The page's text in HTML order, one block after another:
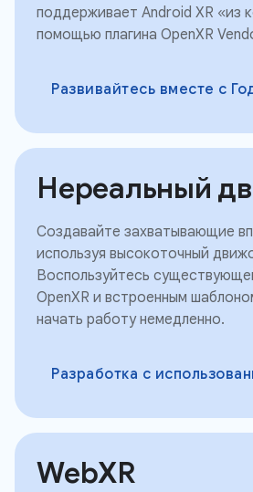
поддерживает Android XR «из
помощью плагина OpenXR
Развивайтесь вместе с
Нереальный
Создавайте захватывающие
используя высокоточный
Воспользуйтесь
OpenXR и встроенным
начать работу немедленно.
Разработка с использованием
WebXR